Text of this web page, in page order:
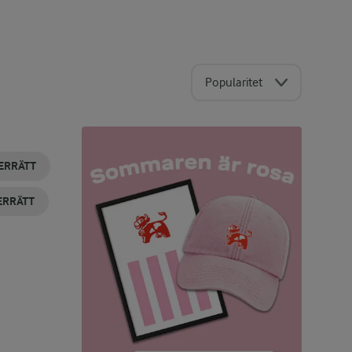
Popularitet